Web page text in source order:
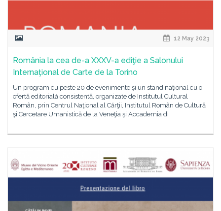
12 May 2023
România la cea de-a XXXV-a ediţie a Salonului
Internaţional de Carte de la Torino
Un program cu peste 20 de evenimente și un stand național cu o
ofertă editorială consistentă, organizate de Institutul Cultural
Român, prin Centrul Naţional al Cărţii, Institutul Român de Cultură
şi Cercetare Umanistică de la Veneţia şi Accademia di